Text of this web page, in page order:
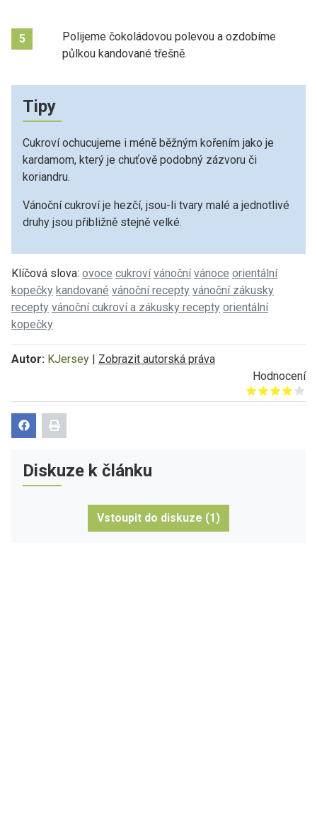
5
Polijeme čokoládovou polevou a ozdobíme
půlkou kandované třešně.
Tipy
Cukroví ochucujeme i méně běžným kořením jako je
kardamom, který je chuťově podobný zázvoru či
koriandru.
Vánoční cukroví je hezčí, jsou-li tvary malé a jednotlivé
druhy jsou přibližně stejně velké.
Klíčová slova: ovoce cukroví vánoční vánoce orientální
kopečky kandované vánoční recepty vánoční zákusky
recepty vánoční cukroví a zákusky recepty orientální
kopečky
Autor: KJersey | Zobrazit autorská práva
Hodnocení
Give it 1/5
Give it 2/5
Give it 3/5
Give it 4/5
Give it 5/5
Diskuze k článku
Vstoupit do diskuze (1)